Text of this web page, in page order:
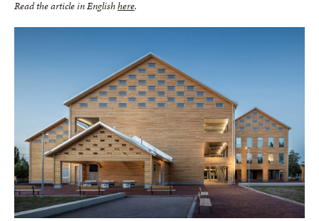
Read the article in Englishhere.